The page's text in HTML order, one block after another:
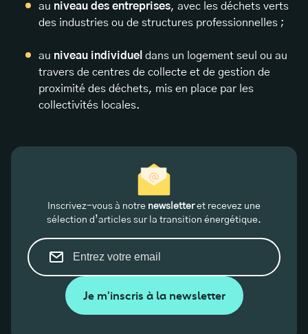
au niveau des entreprises, avec les déchets verts
des industries ou de structures professionnelles ;
au niveau individuel dans un logement seul ou au
travers de centres de collecte et de gestion de
proximité des déchets, mis en place par les
collectivités locales.
Inscrivez-vous à notre newsletteret recevez une
sélection d’articles sur la transition énergétique.
Je m'inscris à la newsletter